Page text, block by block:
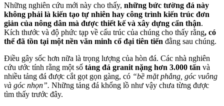
Những nghiên cứu mới này cho thấy, những bức tường đá này
không phải là kiến tạo tự nhiên hay công trình kiến trúc đơn
giản của nông dân mà được thiết kế và xây dựng cẩn thận.
Kích thước và độ phức tạp về cấu trúc của chúng cho thấy rằng, có
thể đã tồn tại một nền văn minh cổ đại tiên tiến đằng sau chúng.
Điều gây sốc hơn nữa là trọng lượng của hòn đá. Các nhà nghiên
cứu ước tính rằng một số tảng đá granit nặng hơn 3.000 tấn và
nhiều tảng đá được cắt gọt gọn gàng, có “bề mặt phẳng, góc vuông
và góc nhọn”. Những tảng đá khổng lồ như vậy chưa từng được
tìm thấy trước đây.